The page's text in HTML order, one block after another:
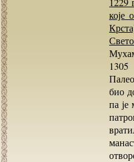
које
био
па је